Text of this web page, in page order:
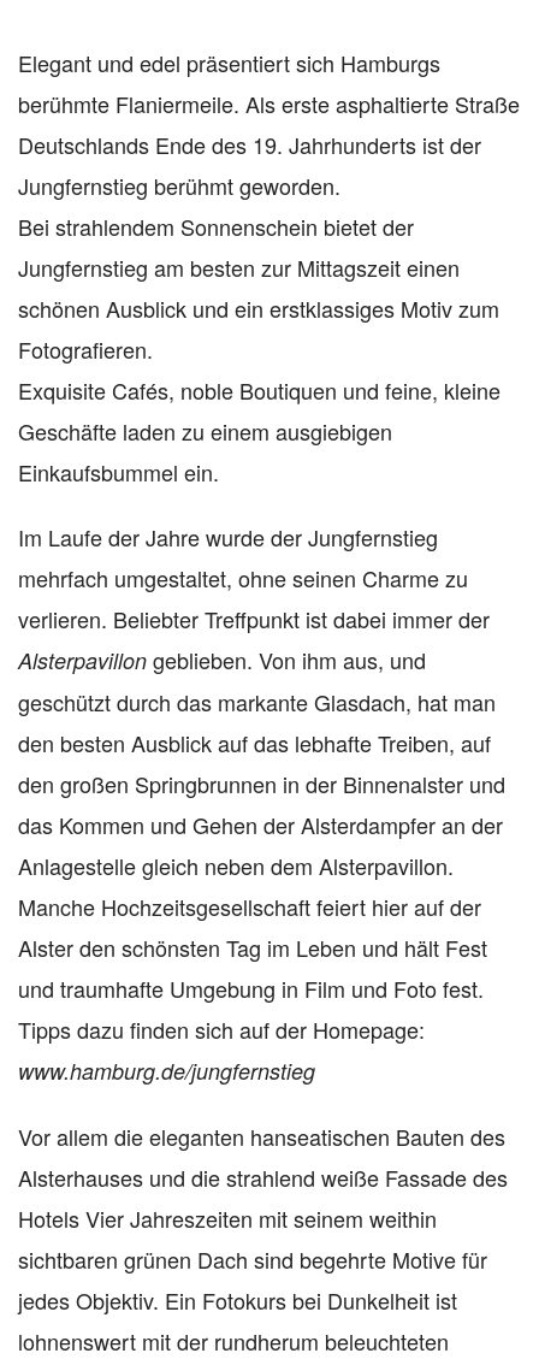
Elegant und edel präsentiert sich Hamburgs
berühmte Flaniermeile. Als erste asphaltierte Straße
Deutschlands Ende des 19. Jahrhunderts ist der
Jungfernstieg berühmt geworden.
Bei strahlendem Sonnenschein bietet der
Jungfernstieg am besten zur Mittagszeit einen
schönen Ausblick und ein erstklassiges Motiv zum
Fotografieren.
Exquisite Cafés, noble Boutiquen und feine, kleine
Geschäfte laden zu einem ausgiebigen
Einkaufsbummel ein.
Im Laufe der Jahre wurde der Jungfernstieg
mehrfach umgestaltet, ohne seinen Charme zu
verlieren. Beliebter Treffpunkt ist dabei immer der
Alsterpavillon geblieben. Von ihm aus, und
geschützt durch das markante Glasdach, hat man
den besten Ausblick auf das lebhafte Treiben, auf
den großen Springbrunnen in der Binnenalster und
das Kommen und Gehen der Alsterdampfer an der
Anlagestelle gleich neben dem Alsterpavillon.
Manche Hochzeitsgesellschaft feiert hier auf der
Alster den schönsten Tag im Leben und hält Fest
und traumhafte Umgebung in Film und Foto fest.
Tipps dazu finden sich auf der Homepage:
www.hamburg.de/jungfernstieg
Vor allem die eleganten hanseatischen Bauten des
Alsterhauses und die strahlend weiße Fassade des
Hotels Vier Jahreszeiten mit seinem weithin
sichtbaren grünen Dach sind begehrte Motive für
jedes Objektiv. Ein Fotokurs bei Dunkelheit ist
lohnenswert mit der rundherum beleuchteten